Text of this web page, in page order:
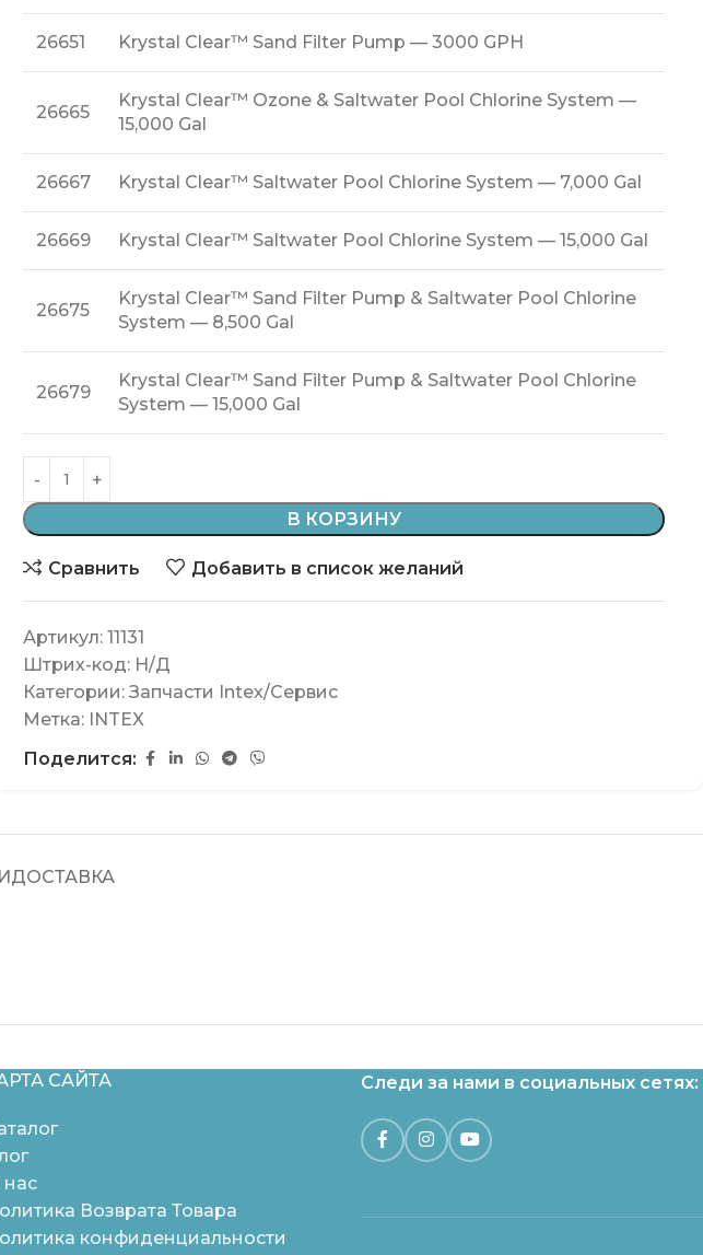
26651 Krystal Clear™ Sand Filter Pump — 3000 GPH
26665
Krystal Clear™ Ozone & Saltwater Pool Chlorine System —
15,000 Gal
26667 Krystal Clear™ Saltwater Pool Chlorine System — 7,000 Gal
26669 Krystal Clear™ Saltwater Pool Chlorine System — 15,000 Gal
26675
Krystal Clear™ Sand Filter Pump & Saltwater Pool Chlorine
System — 8,500 Gal
26679
Krystal Clear™ Sand Filter Pump & Saltwater Pool Chlorine
System — 15,000 Gal
В КОРЗИНУ
Сравнить Добавить в список желаний
Артикул: 11131
Штрих-код: Н/Д
Категории: Запчасти Intex/Сервис
Метка: INTEX
Поделится:
ДОСТАВКА
САЙТА
Возврата Товара
конфиденциальности
Следи за нами в социальных сетях: